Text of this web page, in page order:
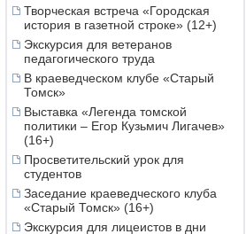
Творческая встреча «Городская
история в газетной строке» (12+)
Экскурсия для ветеранов
педагогического труда
В краеведческом клубе «Старый
Томск»
Выставка «Легенда томской
политики – Егор Кузьмич Лигачев»
(16+)
Просветительский урок для
студентов
Заседание краеведческого клуба
«Старый Томск» (16+)
Экскурсия для лицеистов в дни